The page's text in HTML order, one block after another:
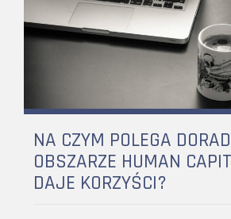
NA CZYM POLEGA
OBSZARZE HUMAN
DAJE KORZYŚCI?